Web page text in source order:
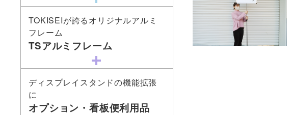
TOKISEIが誇るオリジナルアルミ
フレーム
TSアルミフレーム
ディスプレイスタンドの機能拡張
に
オプション・看板便利用品